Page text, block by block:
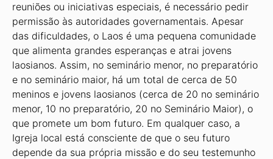
reuniões ou iniciativas especiais, é necessário pedir
permissão às autoridades governamentais. Apesar
das dificuldades, o Laos é uma pequena comunidade
que alimenta grandes esperanças e atrai jovens
laosianos. Assim, no seminário menor, no preparatório
e no seminário maior, há um total de cerca de 50
meninos e jovens laosianos (cerca de 20 no seminário
menor, 10 no preparatório, 20 no Seminário Maior), o
que promete um bom futuro. Em qualquer caso, a
Igreja local está consciente de que o seu futuro
depende da sua própria missão e do seu testemunho